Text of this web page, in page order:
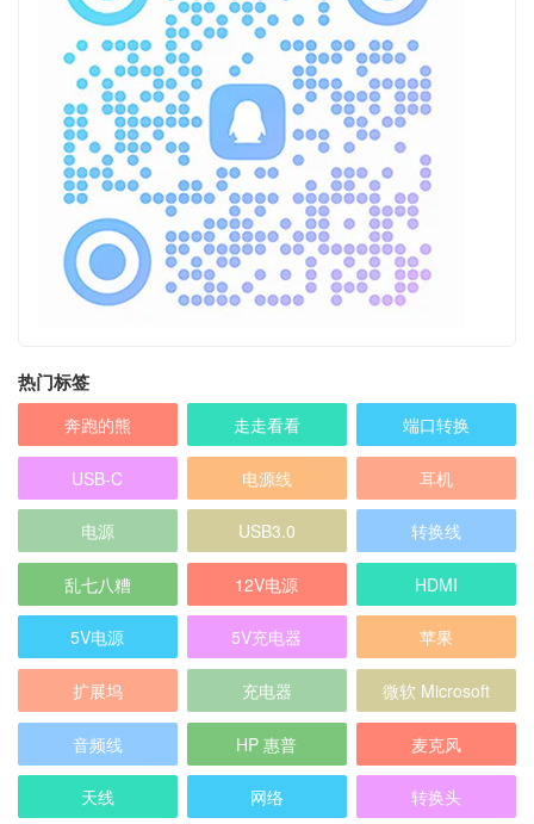
热门标签
奔跑的熊 走走看看 端口转换
USB-C 电源线 耳机
电源 USB3.0 转换线
乱七八糟 12V电源 HDMI
5V电源 5V充电器 苹果
扩展坞 充电器 微软 Microsoft
音频线 HP 惠普 麦克风
天线 网络 转换头